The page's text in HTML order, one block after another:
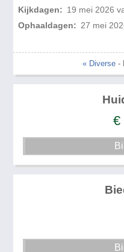
Kijkdagen: 19 mei 2026
Ophaaldagen: 27 mei
« Diverse-
€